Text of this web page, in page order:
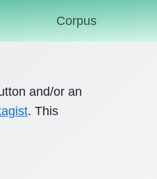
Corpus
and/or an
. This